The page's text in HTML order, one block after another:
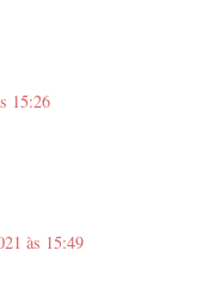
15:26
às 15:49